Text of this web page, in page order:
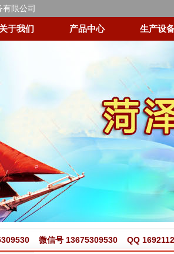
限公司
关于我们 产品中心 生产设
微信号 13675309530 QQ